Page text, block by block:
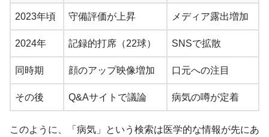
2023年頃 守備評価が上昇 メディア露出増加
2024年 記録的打席（22球） SNSで拡散
同時期 顔のアップ映像増加 口元への注目
その後 Q&Aサイトで議論 病気の噂が定着
このように、「病気」という検索は医学的な情報が先にあ